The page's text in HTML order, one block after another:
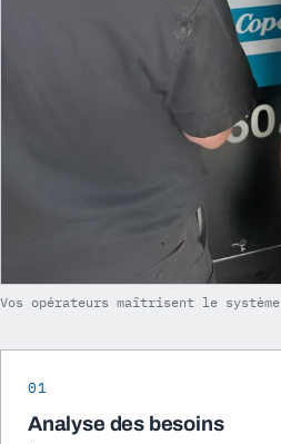
Vos opérateurs maîtrisent le système
01
Analyse des besoins